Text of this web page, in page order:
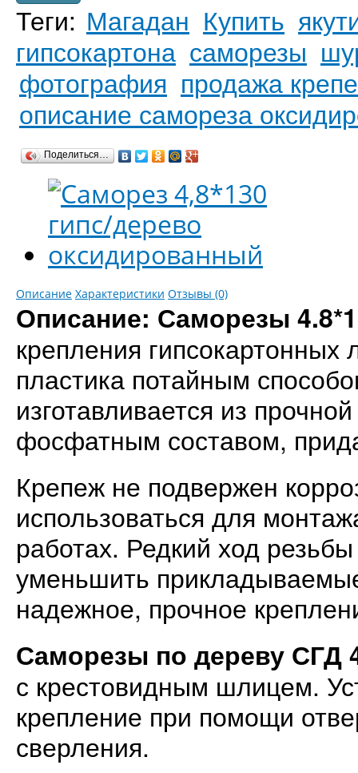
Теги: Магадан Купить
гипсокартона саморезы
фотография продажа
описание самореза
Поделиться…
Описание Характеристики Отзывы (0)
Описание: Саморезы
крепления гипсокартонных
пластика потайным
изготавливается из
фосфатным составом,
Крепеж не подвержен
использоваться для
работах. Редкий ход
уменьшить
надежное, прочное
Саморезы по дереву СГД
с крестовидным шлицем.
крепление при помощи
сверления.